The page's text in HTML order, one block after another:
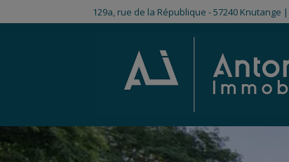
129a, rue de la République - 57240 Knutange |